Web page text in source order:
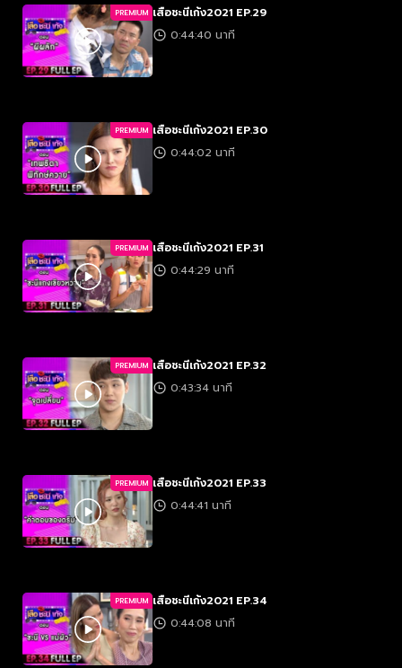
PREMIUM เสือชะนีเก้ง2021 EP.29
0:44:40 นาที
PREMIUM เสือชะนีเก้ง2021 EP.30
0:44:02 นาที
PREMIUM เสือชะนีเก้ง2021 EP.31
0:44:29 นาที
PREMIUM เสือชะนีเก้ง2021 EP.32
0:43:34 นาที
PREMIUM เสือชะนีเก้ง2021 EP.33
0:44:41 นาที
PREMIUM เสือชะนีเก้ง2021 EP.34
0:44:08 นาที